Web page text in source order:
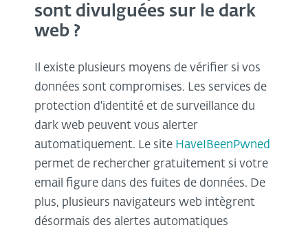
sont divulguées sur le dark
web ?
Il existe plusieurs moyens de vérifier si vos
données sont compromises. Les services de
protection d'identité et de surveillance du
dark web peuvent vous alerter
automatiquement. Le site HaveIBeenPwned
permet de rechercher gratuitement si votre
email figure dans des fuites de données. De
plus, plusieurs navigateurs web intègrent
désormais des alertes automatiques